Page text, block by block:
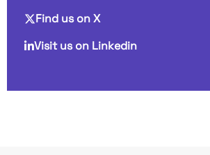
Find us on X
Visit us on Linkedin